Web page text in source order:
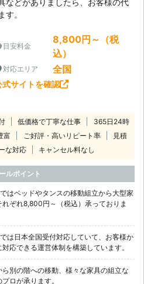
などがありましたら、お客様の代
。
目安料金
8,800円～（税
込）
対応エリア 全国
式サイトを確認
低価格で丁寧な仕事
365日24時
富 ご好評・高いリピート率
見積
な対応 キャンセル料なし
ルポイント
はベッドやタンスの移動組立から大型家
ぞれ8,800円～（税込）承っておりま
は日本全国受付対応していて、お客様か
応できる運営体制を構築しています。
別の階への移動、様々な家具の組立な
ロが承ります。